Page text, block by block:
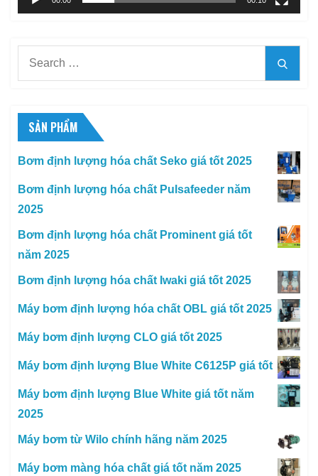
SẢN PHẨM
Bơm định lượng hóa chất Seko giá tốt 2025
Bơm định lượng hóa chất Pulsafeeder năm
2025
Bơm định lượng hóa chất Prominent giá tốt
năm 2025
Bơm định lượng hóa chất Iwaki giá tốt 2025
Máy bơm định lượng hóa chất OBL giá tốt 2025
Máy bơm định lượng CLO giá tốt 2025
Máy bơm định lượng Blue White C6125P giá tốt
Máy bơm định lượng Blue White giá tốt năm
2025
Máy bơm từ Wilo chính hãng năm 2025
Máy bơm màng hóa chất giá tốt năm 2025